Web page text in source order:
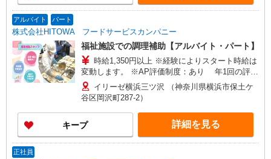
アルバイト パート
株式会社HITOWA フードサービスカンパニー
福祉施設での調理補助【アルバイト・パート】
時給1,350円以上 ※経験によりスタート時給は
変動します。 ※AP評価制度：あり 年1回の評価
により時給を見直します。 ※アルバイト賞与（寸
志）：あり 年2回。勤続年数により金額UP。
イリーゼ横浜三ツ沢 （神奈川県横浜市保土ケ
谷区岡沢町287-2）
キープ 詳細を見る
正社員